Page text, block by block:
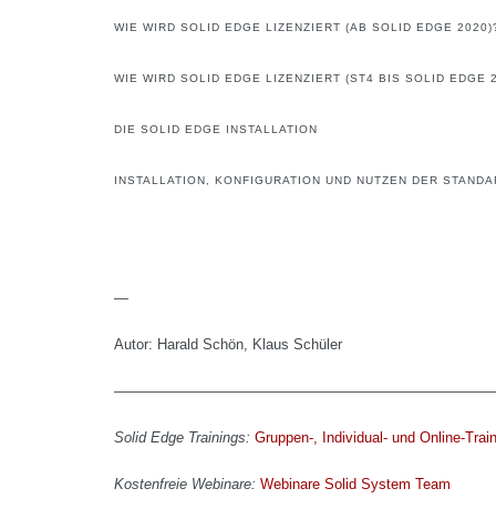
WIE WIRD SOLID EDGE LIZENZIERT (AB SOLID EDGE
WIE WIRD SOLID EDGE LIZENZIERT (ST4 BIS SOLID EDGE
DIE SOLID EDGE INSTALLATION
INSTALLATION, KONFIGURATION UND NUTZEN DER
—
Autor: Harald Schön, Klaus Schüler
Solid Edge Trainings: Gruppen-, Individual- und Online-
Kostenfreie Webinare: Webinare Solid System Team